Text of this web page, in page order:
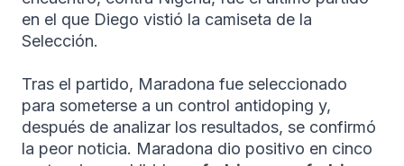
en el que Diego vistió la camiseta de la
Selección.
Tras el partido, Maradona fue seleccionado
para someterse a un control antidoping y,
después de analizar los resultados, se confirmó
la peor noticia. Maradona dio positivo en cinco